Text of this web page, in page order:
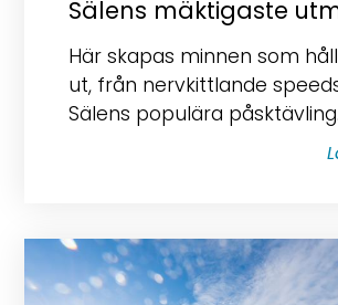
Sälens mäktigaste
Här skapas minnen som
ut, från nervkittlande
Sälens populära påsktävling.